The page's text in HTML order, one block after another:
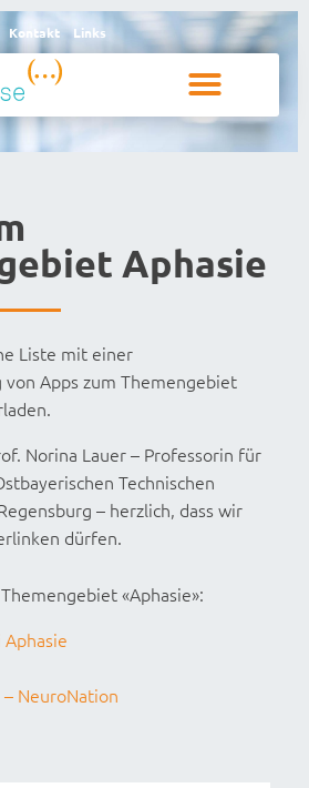
Kontakt Links
Aphasie
Liste mit einer
Apps zum Themengebiet
Norina Lauer – Professorin für
Technischen
– herzlich, dass wir
dürfen.
«Aphasie»:
NeuroNation